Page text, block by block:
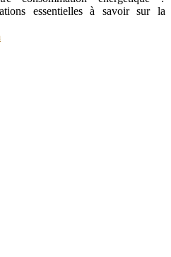
essentielles à savoir sur la